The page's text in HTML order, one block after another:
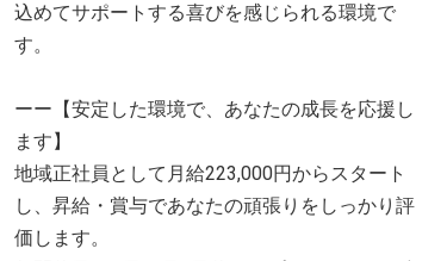
込めてサポートする喜びを感じられる環境で
す。
ーー【安定した環境で、あなたの成長を応援し
ます】
地域正社員として月給223,000円からスタート
し、昇給・賞与であなたの頑張りをしっかり評
価します。